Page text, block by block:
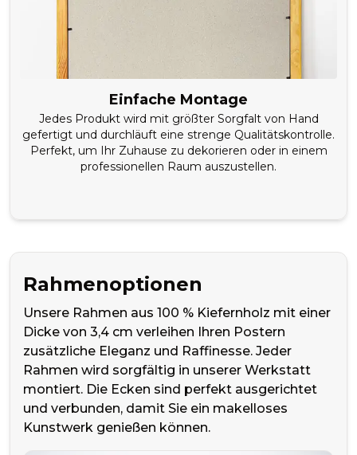
Einfache Montage
Jedes Produkt wird mit größter Sorgfalt von Hand
gefertigt und durchläuft eine strenge Qualitätskontrolle.
Perfekt, um Ihr Zuhause zu dekorieren oder in einem
professionellen Raum auszustellen.
Rahmenoptionen
Unsere Rahmen aus 100 % Kiefernholz mit einer
Dicke von 3,4 cm verleihen Ihren Postern
zusätzliche Eleganz und Raffinesse. Jeder
Rahmen wird sorgfältig in unserer Werkstatt
montiert. Die Ecken sind perfekt ausgerichtet
und verbunden, damit Sie ein makelloses
Kunstwerk genießen können.